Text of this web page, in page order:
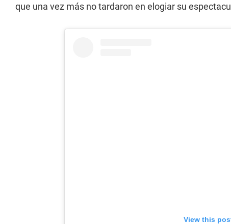
que una vez más no tardaron en elogiar su
View this